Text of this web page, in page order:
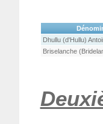
Dhullu (d'Hullu)
Briselanche